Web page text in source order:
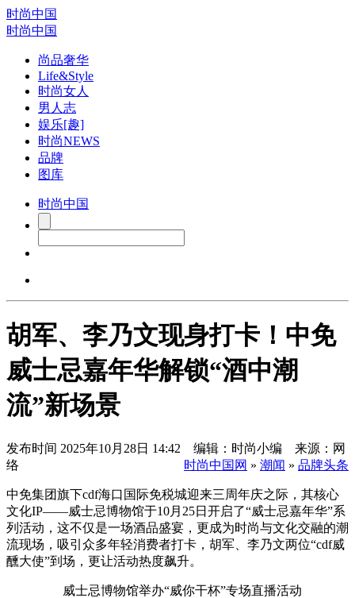
时尚中国
时尚中国
尚品奢华
Life&Style
时尚女人
男人志
娱乐[趣]
时尚NEWS
品牌
图库
时尚中国
胡军、李乃文现身打卡！中免
威士忌嘉年华解锁“酒中潮
流”新场景
发布时间 2025年10月28日 14:42 编辑：时尚小编 来源：网
络
时尚中国网 » 潮闻 » 品牌头条
中免集团旗下cdf海口国际免税城迎来三周年庆之际，其核心
文化IP——威士忌博物馆于10月25日开启了“威士忌嘉年华”系
列活动，这不仅是一场酒品盛宴，更成为时尚与文化交融的潮
流现场，吸引众多年轻消费者打卡，胡军、李乃文两位“cdf威
醺大使”到场，更让活动热度飙升。
威士忌博物馆举办“威你干杯”专场直播活动